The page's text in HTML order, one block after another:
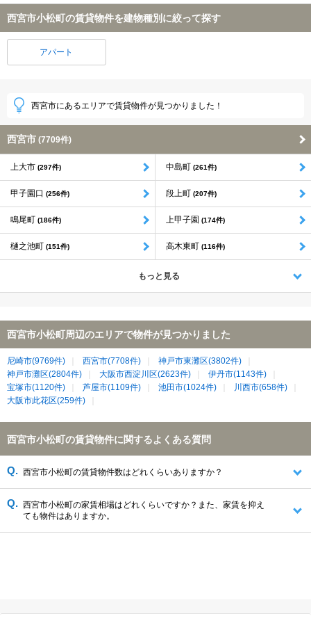
西宮市小松町の賃貸物件を建物種別に絞って探す
アパート
西宮市にあるエリアで賃貸物件が見つかりました！
西宮市 (7709件)
上大市 (297件) 中島町 (261件)
甲子園口 (256件) 段上町 (207件)
鳴尾町 (186件) 上甲子園 (174件)
樋之池町 (151件) 高木東町 (116件)
もっと見る
西宮市小松町周辺のエリアで物件が見つかりました
尼崎市(9769件) 西宮市(7708件)
神戸市東灘区(3802件)
神戸市灘区(2804件)
大阪市西淀川区(2623件)
伊丹市(1143件)
宝塚市(1120件)
芦屋市(1109件) 池田市(1024件)
川西市(658件)
大阪市此花区(259件)
西宮市小松町の賃貸物件に関するよくある質問
西宮市小松町の賃貸物件数はどれくらいありますか？
西宮市小松町の家賃相場はどれくらいですか？また、家賃を抑え
ても物件はありますか。